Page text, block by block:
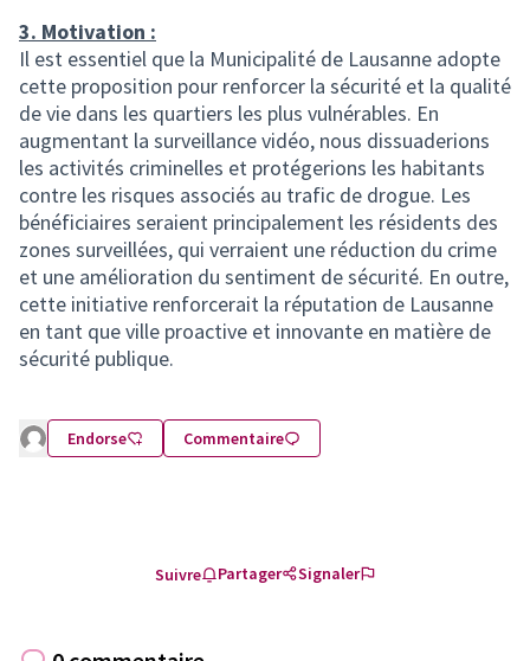
3. Motivation :
Il est essentiel que la Municipalité de Lausanne adopte
cette proposition pour renforcer la sécurité et la qualité
de vie dans les quartiers les plus vulnérables. En
augmentant la surveillance vidéo, nous dissuaderions
les activités criminelles et protégerions les habitants
contre les risques associés au trafic de drogue. Les
bénéficiaires seraient principalement les résidents des
zones surveillées, qui verraient une réduction du crime
et une amélioration du sentiment de sécurité. En outre,
cette initiative renforcerait la réputation de Lausanne
en tant que ville proactive et innovante en matière de
sécurité publique.
Endorse Commentaire
Suivre Partager Signaler